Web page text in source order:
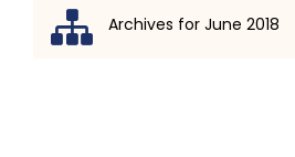
Archives for June 2018